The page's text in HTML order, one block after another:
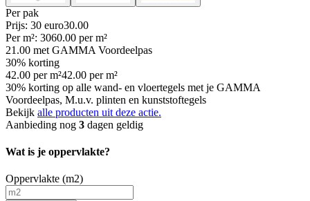
Per pak
Prijs: 30 euro30.00
Per m²: 3060.00 per m²
21.00 met GAMMA Voordeelpas
30% korting
42.00 per m²42.00 per m²
30% korting op alle wand- en vloertegels met je GAMMA
Voordeelpas, M.u.v. plinten en kunststoftegels
Bekijk alle producten uit deze actie.
Aanbieding nog 3 dagen geldig
Wat is je oppervlakte?
Oppervlakte (m2)